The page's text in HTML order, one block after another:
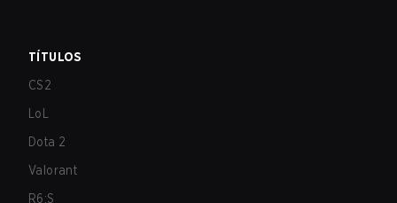
TÍTULOS
CS2
LoL
Dota 2
Valorant
R6:S